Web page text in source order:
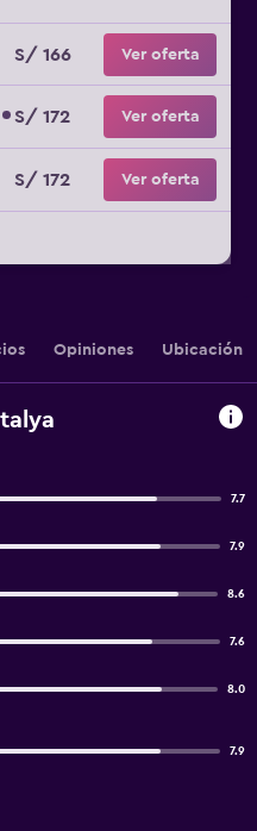
S/ 166 Ver oferta
S/ 172 Ver oferta
S/ 172 Ver oferta
Opiniones Ubicación
7.7
7.9
8.6
7.6
8.0
7.9